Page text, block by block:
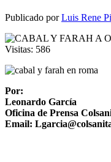
Publicado porLuis Rene
Visitas: 586
Por:
Leonardo García
Oficina de Prensa
Email: